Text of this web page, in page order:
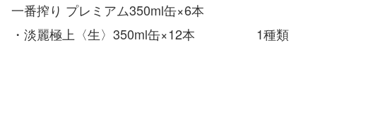
一番搾り プレミアム350ml缶×6本
・淡麗極上〈生〉350ml缶×12本
1種類